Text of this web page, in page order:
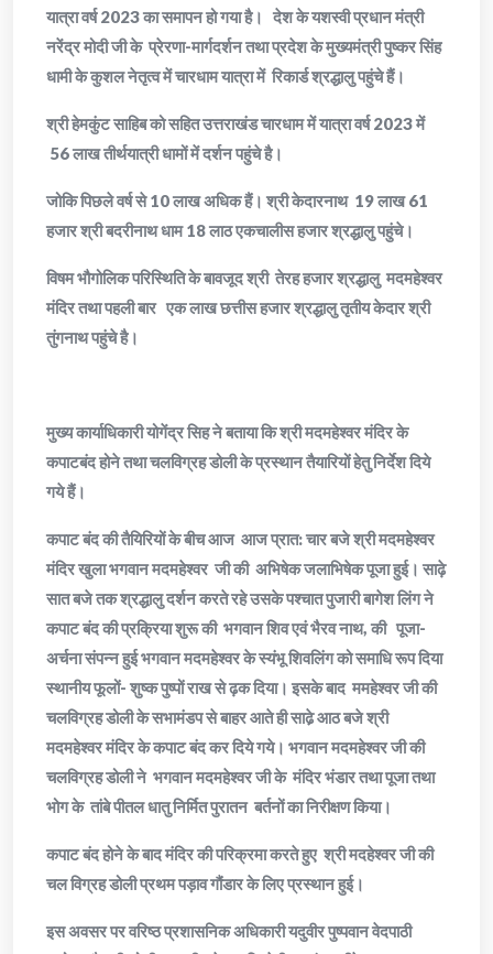
यात्रा वर्ष 2023 का समापन हो गया है। देश के यशस्वी प्रधान मंत्री
नरेंद्र मोदी जी के प्रेरणा-मार्गदर्शन तथा प्रदेश के मुख्यमंत्री पुष्कर सिंह
धामी के कुशल नेतृत्व में चारधाम यात्रा में रिकार्ड श्रद्धालु पहुंचे हैं।
श्री हेमकुंट साहिब को सहित उत्तराखंड चारधाम में यात्रा वर्ष 2023 में
56 लाख तीर्थयात्री धामों में दर्शन पहुंचे है।
जोकि पिछले वर्ष से 10 लाख अधिक हैं। श्री केदारनाथ 19 लाख 61
हजार श्री बदरीनाथ धाम 18 लाठ एकचालीस हजार श्रद्धालु पहुंचे।
विषम भौगोलिक परिस्थिति के बावजूद श्री तेरह हजार श्रद्धालु मदमहेश्वर
मंदिर तथा पहली बार एक लाख छत्तीस हजार श्रद्धालु तृतीय केदार श्री
तुंगनाथ पहुंचे‌ है।
मुख्य कार्याधिकारी योगेंद्र सिह ने बताया कि श्री मदमहेश्वर मंदिर के
कपाटबंद होने तथा चल‌विग्रह डोली के प्रस्थान तैयारियों हेतु निर्देश दिये
गये हैं।
कपाट बंद की तैयिरियों के बीच आज आज प्रात: चार बजे श्री मदमहेश्वर
मंदिर खुला भगवान मदमहेश्वर जी की अभिषेक जलाभिषेक पूजा हुई। साढ़े
सात बजे तक श्रद्धालु दर्शन करते रहे उसके पश्चात पुजारी बागेश लिंग ने
कपाट बंद की प्रक्रिया शुरू की भगवान शिव एवं भैरव नाथ, की पूजा-
अर्चना संपन्न हुई भगवान मदमहेश्वर के स्यंभू शिवलिंग को समाधि रूप दिया
स्थानीय फूलों- शुष्क पुष्पों राख से ढ़क दिया। इसके बाद ममहेश्वर जी की
चलविग्रह डोली के सभामंडप से बाहर आते ही साढे़ आठ बजे श्री
मदमहेश्वर मंदिर के कपाट बंद कर दिये गये। भगवान मदमहेश्वर जी की
चलविग्रह डोली ने भगवान मदमहेश्वर जी के मंदिर भंडार तथा पूजा तथा
भोग के तांबे पीतल धातु निर्मित पुरातन बर्तनों का निरीक्षण किया।
कपाट बंद होने के बाद मंदिर की परिक्रमा करते हुए श्री मदहेश्वर जी की
चल विग्रह डोली प्रथम पड़ाव गौंडार के लिए प्रस्थान हुई।
इस अवसर पर वरिष्ठ प्रशासनिक अधिकारी यदुवीर पुष्पवान वेदपाठी